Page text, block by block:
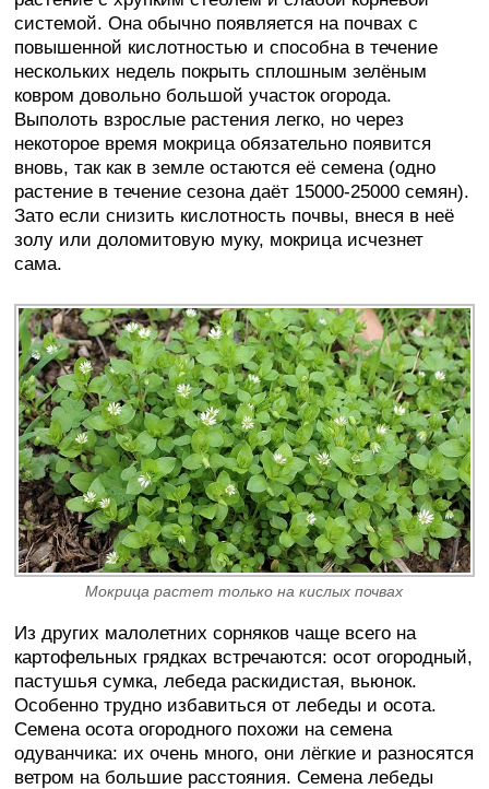
системой. Она обычно появляется на почвах с
повышенной кислотностью и способна в течение
нескольких недель покрыть сплошным зелёным
ковром довольно большой участок огорода.
Выполоть взрослые растения легко, но через
некоторое время мокрица обязательно появится
вновь, так как в земле остаются её семена (одно
растение в течение сезона даёт 15000-25000 семян).
Зато если снизить кислотность почвы, внеся в неё
золу или доломитовую муку, мокрица исчезнет
сама.
Мокрица растет только на кислых почвах
Из других малолетних сорняков чаще всего на
картофельных грядках встречаются: осот огородный,
пастушья сумка, лебеда раскидистая, вьюнок.
Особенно трудно избавиться от лебеды и осота.
Семена осота огородного похожи на семена
одуванчика: их очень много, они лёгкие и разносятся
ветром на большие расстояния. Семена лебеды